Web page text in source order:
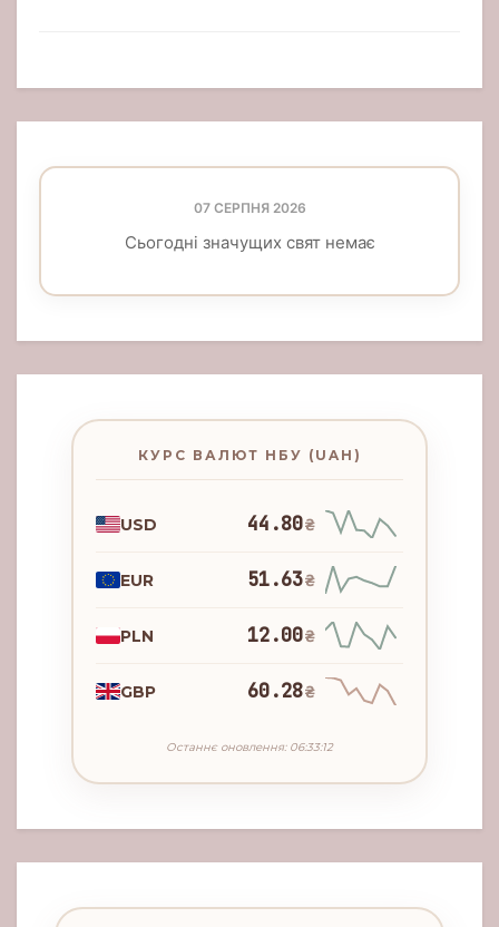
07 СЕРПНЯ 2026
Сьогодні значущих свят немає
КУРС ВАЛЮТ НБУ (UAH)
USD 44.80₴
EUR 51.63₴
PLN 12.00₴
GBP 60.28₴
Останнє оновлення: 06:33:12